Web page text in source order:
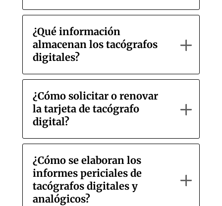
¿Qué información
almacenan los tacógrafos
digitales?
¿Cómo solicitar o renovar
la tarjeta de tacógrafo
digital?
¿Cómo se elaboran los
informes periciales de
tacógrafos digitales y
analógicos?